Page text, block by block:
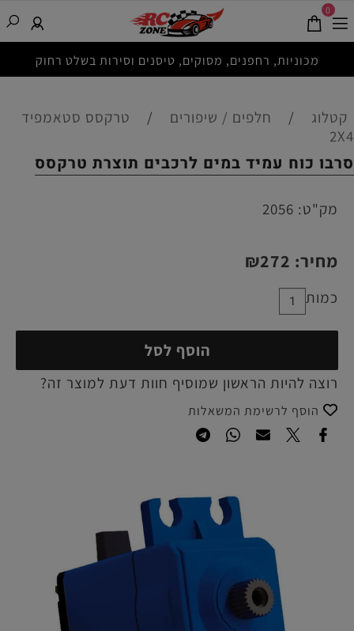
מכוניות, רחפנים, מסוקים, טיסנים וסירות בשלט רחוק
0
קטלוג / חלפים / שיפורים /
טרקסס סטאמפיד
2X4
סרבו כוח עמיד במים לרכבים תוצרת טרקסס
מק"ט: 2056
מחיר: ₪272
כמות
הוסף לסל
רוצה להיות הראשון שמוסיף חוות דעת למוצר זה?
הוסף לרשימת המשאלות